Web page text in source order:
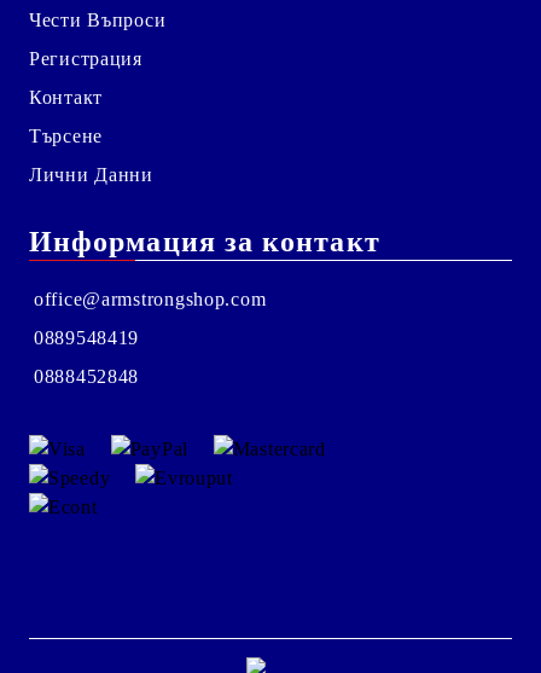
Чести Въпроси
Регистрация
Контакт
Търсене
Лични Данни
Информация за контакт
office@armstrongshop.com
0889548419
0888452848